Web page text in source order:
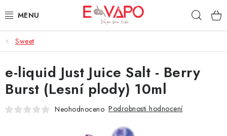
na
3D TISK
TIPY ZA DOBROU CENU
AROMATA A PŘÍCHUTĚ
Sweet
e-liquid Just Juice Salt - Berry
Burst (Lesní plody) 10ml
Neohodnoceno Podrobnosti hodnocení